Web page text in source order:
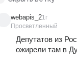
webapis_2
Просветленный
1г
Депутатов из
ожирели там в